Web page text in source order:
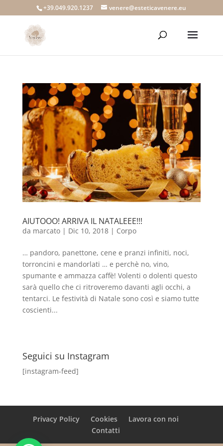
+39.049.920.1237 venere@esteticavenere.eu
AIUTOOO! ARRIVA IL NATALEEE!!!
da marcato| Dic 10, 2018| Corpo
… pandoro, panettone, cene e pranzi infiniti, noci,
torroncini e mandorlati … e perchè no, vino,
spumante e ammazza caffè! Volenti o dolenti questo
sarà quello che ci ritroveremo davanti agli occhi, a
tentarci. Le festività di Natale sono così e siamo tutte
coscienti...
Seguici su Instagram
[instagram-feed]
Privacy Policy Cookies
Lavora con noi
Contatti